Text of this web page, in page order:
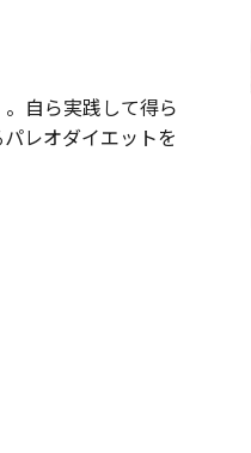
自ら実践して得ら
レオダイエットを